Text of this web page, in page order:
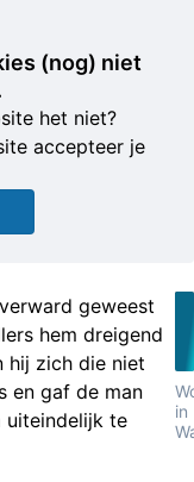
(nog) niet
het niet?
accepteer je
geweest
hem dreigend
hij zich die niet
en gaf de man
uiteindelijk te
in